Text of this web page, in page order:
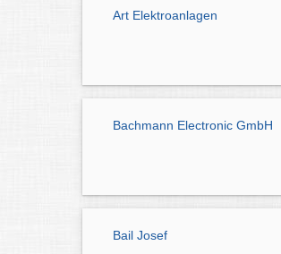
Art Elektroanlagen
Bachmann Electronic GmbH
Bail Josef